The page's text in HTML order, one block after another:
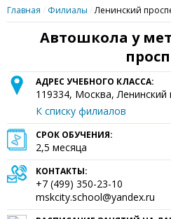
Главная Филиалы Ленинский
Автошкола у
АДРЕС УЧЕБНОГО КЛАССА:
119334, Москва,Ленинский
К списку филиалов
СРОК ОБУЧЕНИЯ:
2,5 месяца
КОНТАКТЫ:
+7 (499) 350-23-10
mskcity.school@yandex.ru